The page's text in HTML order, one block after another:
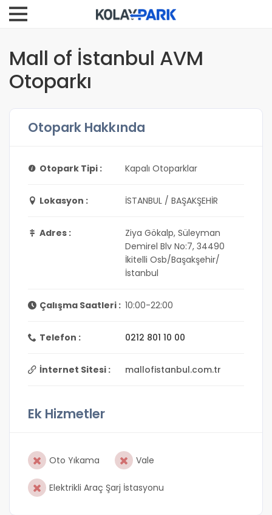
Mall of İstanbul AVM
Otoparkı
Otopark Hakkında
Otopark Tipi : Kapalı Otoparklar
Lokasyon : İSTANBUL / BAŞAKŞEHİR
Adres :
Ziya Gökalp, Süleyman
Demirel Blv No:7, 34490
İkitelli Osb/Başakşehir/
İstanbul
Çalışma Saatleri : 10:00-22:00
Telefon : 0212 801 10 00
İnternet Sitesi : mallofistanbul.com.tr
Ek Hizmetler
Oto Yıkama Vale
Elektrikli Araç Şarj İstasyonu